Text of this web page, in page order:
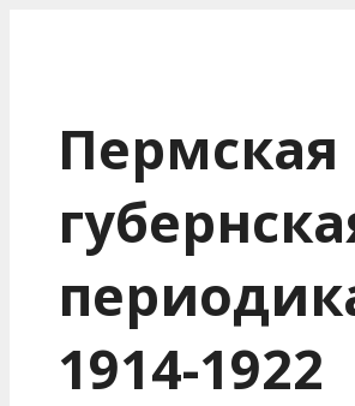
Пермская
1914-1922